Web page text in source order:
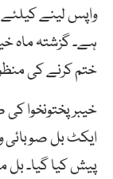
واپس لینے
ہے۔ گزشتہ ماہ
ختم کرنے کی
خیبرپختونخوا
ایکٹ بل
پیش کیا گیا۔ بل